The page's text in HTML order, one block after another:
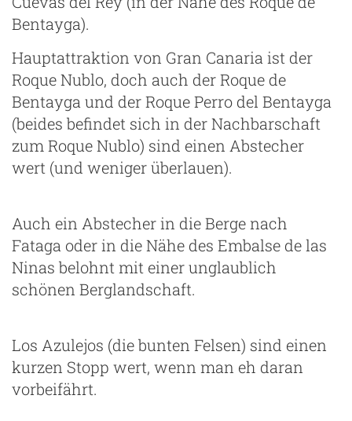
Bentayga).
Hauptattraktion von Gran Canaria ist der
Roque Nublo, doch auch der Roque de
Bentayga und der Roque Perro del Bentayga
(beides befindet sich in der Nachbarschaft
zum Roque Nublo) sind einen Abstecher
wert (und weniger überlauen).
Auch ein Abstecher in die Berge nach
Fataga oder in die Nähe des Embalse de las
Ninas belohnt mit einer unglaublich
schönen Berglandschaft.
Los Azulejos (die bunten Felsen) sind einen
kurzen Stopp wert, wenn man eh daran
vorbeifährt.